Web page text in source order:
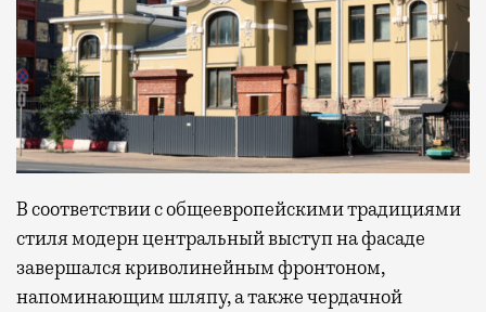
В соответствии с общеевропейскими традициями
стиля модерн центральный выступ на фасаде
завершался криволинейным фронтоном,
напоминающим шляпу, а также чердачной